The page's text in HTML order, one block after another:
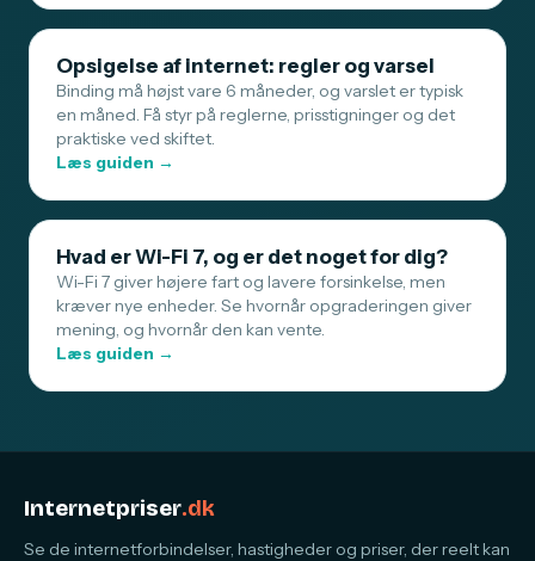
Opsigelse af internet: regler og varsel
Binding må højst vare 6 måneder, og varslet er typisk
en måned. Få styr på reglerne, prisstigninger og det
praktiske ved skiftet.
Læs guiden →
Hvad er Wi-Fi 7, og er det noget for dig?
Wi-Fi 7 giver højere fart og lavere forsinkelse, men
kræver nye enheder. Se hvornår opgraderingen giver
mening, og hvornår den kan vente.
Læs guiden →
Internetpriser.dk
Se de internetforbindelser, hastigheder og priser, der reelt kan